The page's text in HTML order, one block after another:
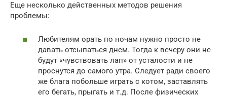
Еще несколько действенных методов решения
проблемы:
Любителям орать по ночам нужно просто не
давать отсыпаться днем. Тогда к вечеру они не
будут «чувствовать лап» от усталости и не
проснутся до самого утра. Следует ради своего
же блага побольше играть с котом, заставлять
его бегать, прыгать и т.д. После физических